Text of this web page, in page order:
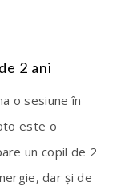
2 ani
o sesiune în
este o
un copil de 2
dar și de